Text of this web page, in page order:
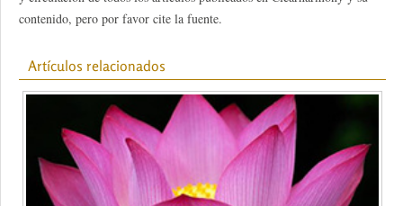
contenido, pero por favor cite la fuente.
Artículos relacionados